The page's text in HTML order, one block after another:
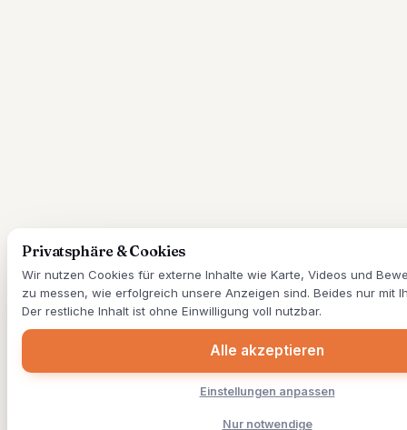
Privatsphäre & Cookies
Wir nutzen Cookies für externe Inhalte wie Karte, Videos und
zu messen, wie erfolgreich unsere Anzeigen sind. Beides nur mit
Der restliche Inhalt ist ohne Einwilligung voll nutzbar.
Alle akzeptieren
Einstellungen anpassen
Nur notwendige